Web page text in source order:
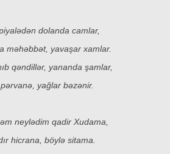
dolanda camlar,
məhəbbət, yavaşar xamlar.
qəndillər, yananda şamlar,
pərvanə, yağlar bəzənir.
neylədim qadir Xudama,
hicrana, böylə sitama.